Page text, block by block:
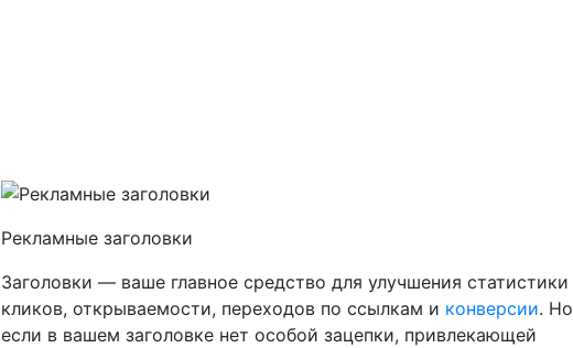
Рекламные заголовки
Заголовки — ваше главное средство для улучшения статистики
кликов, открываемости, переходов по ссылкам и конверсии. Но
если в вашем заголовке нет особой зацепки, привлекающей